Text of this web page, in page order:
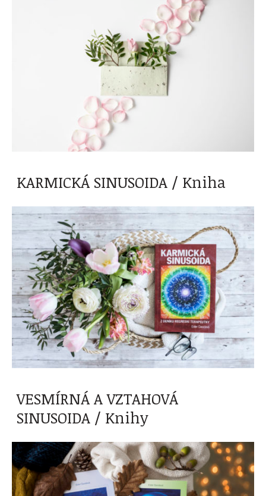
KARMICKÁ SINUSOIDA / Kniha
VESMÍRNÁ A VZTAHOVÁ
SINUSOIDA / Knihy